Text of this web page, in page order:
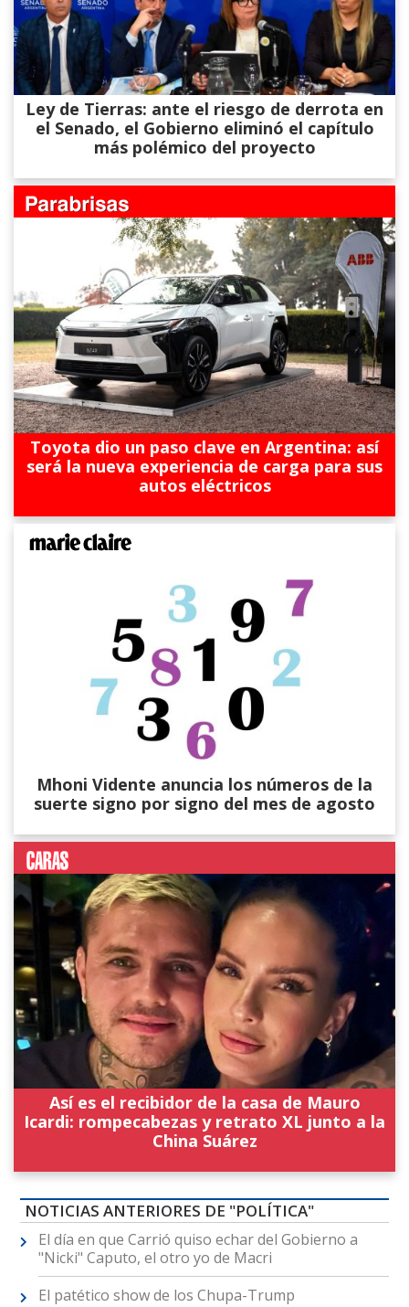
Ley de Tierras: ante el riesgo de derrota en
el Senado, el Gobierno eliminó el capítulo
más polémico del proyecto
Toyota dio un paso clave en Argentina: así
será la nueva experiencia de carga para sus
autos eléctricos
Mhoni Vidente anuncia los números de la
suerte signo por signo del mes de agosto
Así es el recibidor de la casa de Mauro
Icardi: rompecabezas y retrato XL junto a la
China Suárez
NOTICIAS ANTERIORES DE "POLÍTICA"
El día en que Carrió quiso echar del Gobierno a
"Nicki" Caputo, el otro yo de Macri
El patético show de los Chupa-Trump